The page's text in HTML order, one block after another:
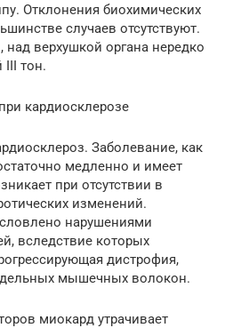
Отклонения биохимических
случаев отсутствуют.
верхушкой органа нередко
III тон.
кардиосклерозе
Заболевание, как
медленно и имеет
при отсутствии в
изменений.
нарушениями
вследствие которых
дистрофия,
мышечных волокон.
миокард утрачивает